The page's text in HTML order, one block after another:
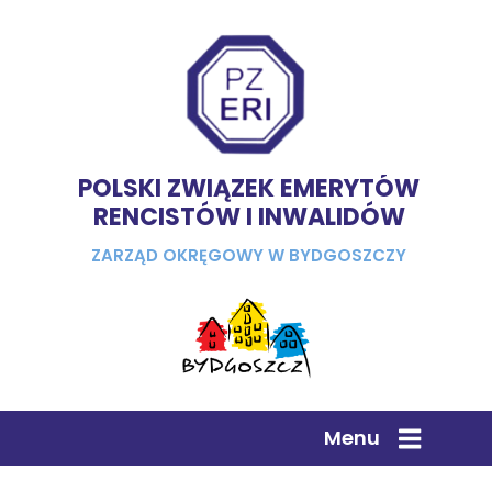
POLSKI ZWIĄZEK EMERYTÓW
RENCISTÓW I INWALIDÓW
ZARZĄD OKRĘGOWY W BYDGOSZCZY
Menu